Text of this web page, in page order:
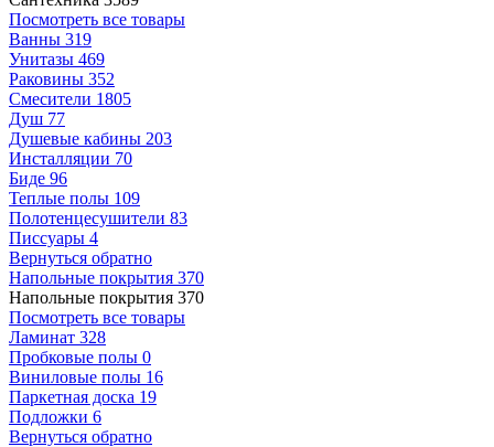
Посмотреть все товары
Ванны 319
Унитазы 469
Раковины 352
Смесители 1805
Душ 77
Душевые кабины 203
Инсталляции 70
Биде 96
Теплые полы 109
Полотенцесушители 83
Писсуары 4
Вернуться обратно
Напольные покрытия 370
Напольные покрытия 370
Посмотреть все товары
Ламинат 328
Пробковые полы 0
Виниловые полы 16
Паркетная доска 19
Подложки 6
Вернуться обратно